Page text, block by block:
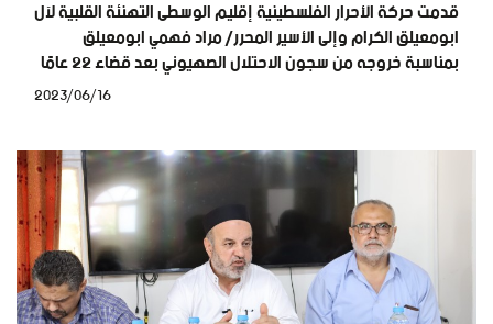
قدمت حركة الأحرار الفلسطينية إقليم الوسطى التهنئة القلبية لآل
ابومعيلق الكرام وإلى الأسير المحرر/ مراد فهمي ابومعيلق
بمناسبة خروجه من سجون الاحتلال الصهيوني بعد قضاء ٢٢ عامًا